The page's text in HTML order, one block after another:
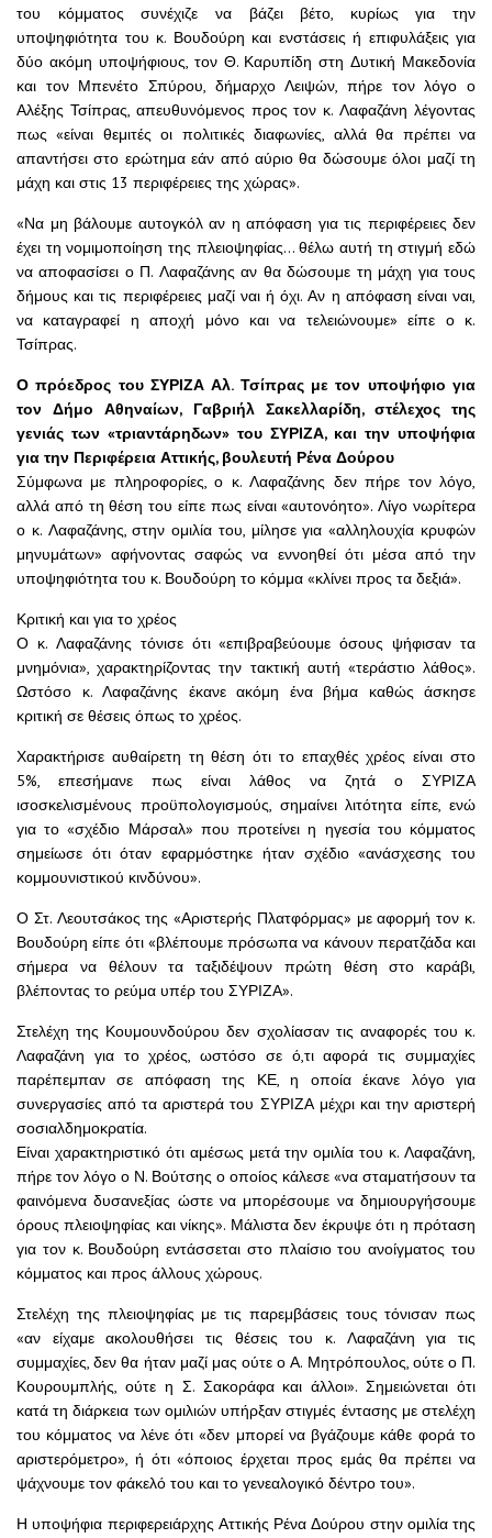
του κόμματος συνέχιζε να βάζει βέτο, κυρίως για την
υποψηφιότητα του κ. Βουδούρη και ενστάσεις ή επιφυλάξεις για
δύο ακόμη υποψήφιους, τον Θ. Καρυπίδη στη Δυτική Μακεδονία
και τον Μπενέτο Σπύρου, δήμαρχο Λειψών, πήρε τον λόγο ο
Αλέξης Τσίπρας, απευθυνόμενος προς τον κ. Λαφαζάνη λέγοντας
πως «είναι θεμιτές οι πολιτικές διαφωνίες, αλλά θα πρέπει να
απαντήσει στο ερώτημα εάν από αύριο θα δώσουμε όλοι μαζί τη
μάχη και στις 13 περιφέρειες της χώρας».
«Να μη βάλουμε αυτογκόλ αν η απόφαση για τις περιφέρειες δεν
έχει τη νομιμοποίηση της πλειοψηφίας… θέλω αυτή τη στιγμή εδώ
να αποφασίσει ο Π. Λαφαζάνης αν θα δώσουμε τη μάχη για τους
δήμους και τις περιφέρειες μαζί ναι ή όχι. Αν η απόφαση είναι ναι,
να καταγραφεί η αποχή μόνο και να τελειώνουμε» είπε ο κ.
Τσίπρας.
Ο πρόεδρος του ΣΥΡΙΖΑ Αλ. Τσίπρας με τον υποψήφιο για
τον Δήμο Αθηναίων, Γαβριήλ Σακελλαρίδη, στέλεχος της
γενιάς των «τριαντάρηδων» του ΣΥΡΙΖΑ, και την υποψήφια
για την Περιφέρεια Αττικής, βουλευτή Ρένα Δούρου
Σύμφωνα με πληροφορίες, ο κ. Λαφαζάνης δεν πήρε τον λόγο,
αλλά από τη θέση του είπε πως είναι «αυτονόητο». Λίγο νωρίτερα
ο κ. Λαφαζάνης, στην ομιλία του, μίλησε για «αλληλουχία κρυφών
μηνυμάτων» αφήνοντας σαφώς να εννοηθεί ότι μέσα από την
υποψηφιότητα του κ. Βουδούρη το κόμμα «κλίνει προς τα δεξιά».
Κριτική και για το χρέος
Ο κ. Λαφαζάνης τόνισε ότι «επιβραβεύουμε όσους ψήφισαν τα
μνημόνια», χαρακτηρίζοντας την τακτική αυτή «τεράστιο λάθος».
Ωστόσο κ. Λαφαζάνης έκανε ακόμη ένα βήμα καθώς άσκησε
κριτική σε θέσεις όπως το χρέος.
Χαρακτήρισε αυθαίρετη τη θέση ότι το επαχθές χρέος είναι στο
5%, επεσήμανε πως είναι λάθος να ζητά ο ΣΥΡΙΖΑ
ισοσκελισμένους προϋπολογισμούς, σημαίνει λιτότητα είπε, ενώ
για το «σχέδιο Μάρσαλ» που προτείνει η ηγεσία του κόμματος
σημείωσε ότι όταν εφαρμόστηκε ήταν σχέδιο «ανάσχεσης του
κομμουνιστικού κινδύνου».
Ο Στ. Λεουτσάκος της «Αριστερής Πλατφόρμας» με αφορμή τον κ.
Βουδούρη είπε ότι «βλέπουμε πρόσωπα να κάνουν περατζάδα και
σήμερα να θέλουν τα ταξιδέψουν πρώτη θέση στο καράβι,
βλέποντας το ρεύμα υπέρ του ΣΥΡΙΖΑ».
Στελέχη της Κουμουνδούρου δεν σχολίασαν τις αναφορές του κ.
Λαφαζάνη για το χρέος, ωστόσο σε ό,τι αφορά τις συμμαχίες
παρέπεμπαν σε απόφαση της ΚΕ, η οποία έκανε λόγο για
συνεργασίες από τα αριστερά του ΣΥΡΙΖΑ μέχρι και την αριστερή
σοσιαλδημοκρατία.
Είναι χαρακτηριστικό ότι αμέσως μετά την ομιλία του κ. Λαφαζάνη,
πήρε τον λόγο ο Ν. Βούτσης ο οποίος κάλεσε «να σταματήσουν τα
φαινόμενα δυσανεξίας ώστε να μπορέσουμε να δημιουργήσουμε
όρους πλειοψηφίας και νίκης». Μάλιστα δεν έκρυψε ότι η πρόταση
για τον κ. Βουδούρη εντάσσεται στο πλαίσιο του ανοίγματος του
κόμματος και προς άλλους χώρους.
Στελέχη της πλειοψηφίας με τις παρεμβάσεις τους τόνισαν πως
«αν είχαμε ακολουθήσει τις θέσεις του κ. Λαφαζάνη για τις
συμμαχίες, δεν θα ήταν μαζί μας ούτε ο Α. Μητρόπουλος, ούτε ο Π.
Κουρουμπλής, ούτε η Σ. Σακοράφα και άλλοι». Σημειώνεται ότι
κατά τη διάρκεια των ομιλιών υπήρξαν στιγμές έντασης με στελέχη
του κόμματος να λένε ότι «δεν μπορεί να βγάζουμε κάθε φορά το
αριστερόμετρο», ή ότι «όποιος έρχεται προς εμάς θα πρέπει να
ψάχνουμε τον φάκελό του και το γενεαλογικό δέντρο του».
Η υποψήφια περιφερειάρχης Αττικής Ρένα Δούρου στην ομιλία της